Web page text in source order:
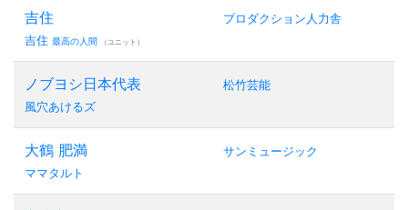
吉住
吉住 最高の人間 （ユニット）
プロダクション人力舎
ノブヨシ日本代表
風穴あけるズ
松竹芸能
大鶴 肥満
ママタルト
サンミュージック